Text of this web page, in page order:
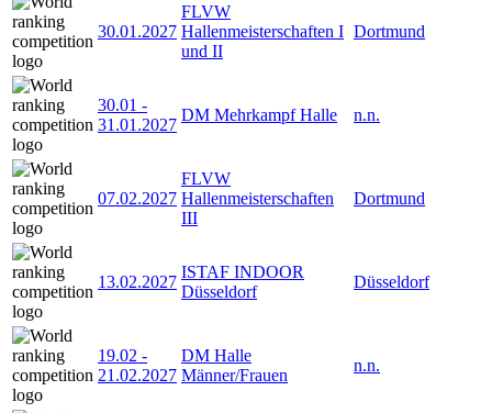
30.01.2027
FLVW
Hallenmeisterschaften I
und II
Dortmund
30.01 -
31.01.2027
DM Mehrkampf Halle n.n.
07.02.2027
FLVW
Hallenmeisterschaften
III
Dortmund
13.02.2027
ISTAF INDOOR
Düsseldorf
Düsseldorf
19.02 -
21.02.2027
DM Halle
Männer/Frauen
n.n.